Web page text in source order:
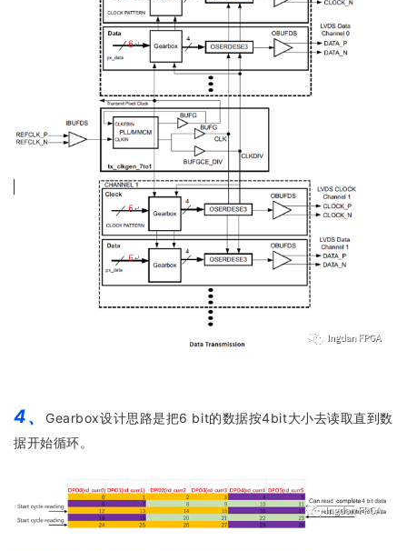
4、
Gearbox设计思路是把6 bit的数据按4bit大小去读取直到数
据开始循环。